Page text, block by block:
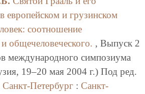
европейском и грузинском
соотношение
общечеловеческого. , Выпуск 2
международного симпозиума
19–20 мая 2004 г.) Под ред.
Санкт-Петербург: Санкт-